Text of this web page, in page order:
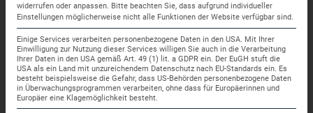
Kauf
widerrufen oder anpassen. Bitte beachten Sie, dass aufgrund individueller
Einstellungen möglicherweise nicht alle Funktionen der Website verfügbar sind.
Einige Services verarbeiten personenbezogene Daten in den USA. Mit Ihrer
Einwilligung zur Nutzung dieser Services willigen Sie auch in die Verarbeitung
Ihrer Daten in den USA gemäß Art. 49 (1) lit. a GDPR ein. Der EuGH stuft die
USA als ein Land mit unzureichendem Datenschutz nach EU-Standards ein. Es
besteht beispielsweise die Gefahr, dass US-Behörden personenbezogene Daten
in Überwachungsprogrammen verarbeiten, ohne dass für Europäerinnen und
Europäer eine Klagemöglichkeit besteht.